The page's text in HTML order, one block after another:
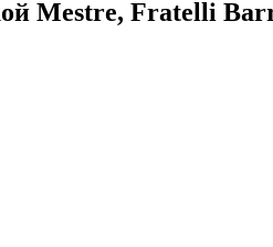
Mestre, Fratelli